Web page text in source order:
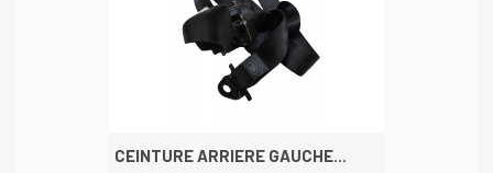
CEINTURE ARRIERE GAUCHE...